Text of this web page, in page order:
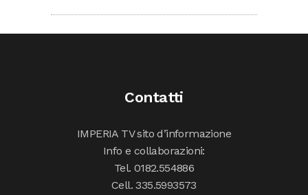
Contatti
IMPERIA TV sito d’informazione
Info e collaborazioni:
Tel. 0182.554886
Cell. 335.5993573